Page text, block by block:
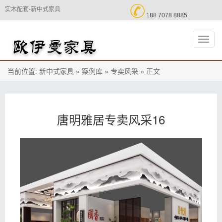
实木配套-新中式家具  188 7078 8885
切
换
导
当前位置: 新中式家具 » 案例库 » 专卖风采 » 正文
唐明雅居专卖风采16